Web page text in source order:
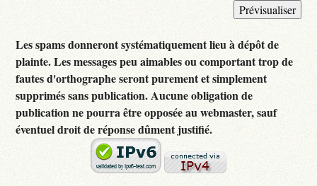
Les spams donneront systématiquement lieu à dépôt de
plainte. Les messages peu aimables ou comportant trop de
fautes d'orthographe seront purement et simplement
supprimés sans publication. Aucune obligation de
publication ne pourra être opposée au webmaster, sauf
éventuel droit de réponse dûment justifié.